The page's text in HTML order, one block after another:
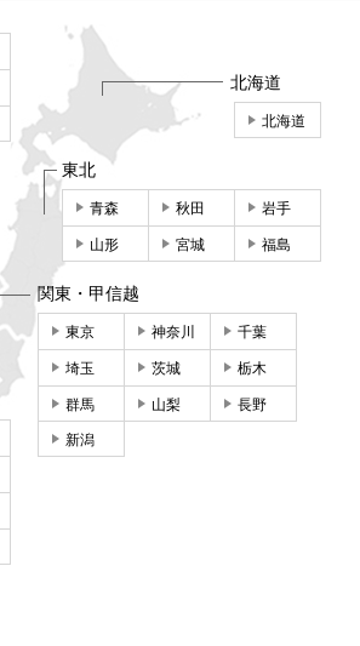
北海道
北海道
東北
青森 秋田 岩手
山形 宮城 福島
関東・甲信越
東京 神奈川 千葉
埼玉 茨城 栃木
群馬 山梨 長野
新潟